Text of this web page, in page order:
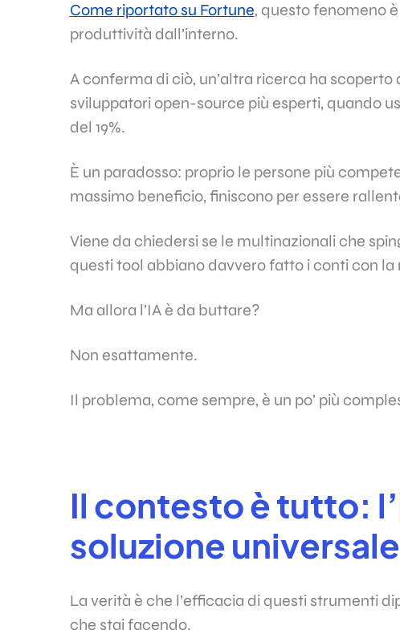
Come riportato su Fortune, questo fenomeno
produttività dall’interno.
A conferma di ciò, un’altra ricerca ha
sviluppatori open-source più esperti, quando
del 19%.
È un paradosso: proprio le persone più
massimo beneficio, finiscono per essere
Viene da chiedersi se le multinazionali che
questi tool abbiano davvero fatto i conti con la
Ma allora l’IA è da buttare?
Non esattamente.
Il problema, come sempre, è un po’ più
Il contesto è tutto:
soluzione universale
La verità è che l’efficacia di questi strumenti
che stai facendo.